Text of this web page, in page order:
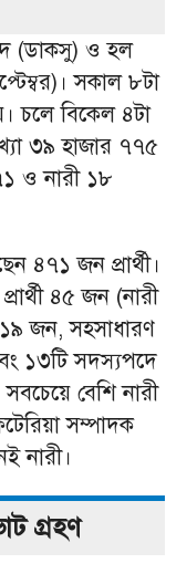
(ডাকসু) ও হল
সকাল ৮টা
চলে বিকেল ৪টা
৩৯ হাজার ৭৭৫
ও নারী ১৮
৪৭১ জন প্রার্থী।
৪৫ জন (নারী
জন, সহসাধারণ
১৩টি সদস্যপদে
বেশি নারী
সম্পাদক
নারী।
গ্রহণ